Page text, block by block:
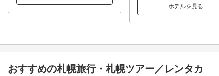
ホテルを見る
おすすめの札幌旅行・札幌ツアー／レンタカ